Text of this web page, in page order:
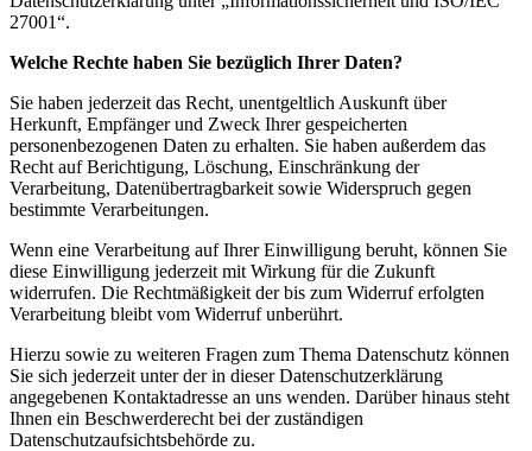
27001“.
Welche Rechte haben Sie bezüglich Ihrer Daten?
Sie haben jederzeit das Recht, unentgeltlich Auskunft über
Herkunft, Empfänger und Zweck Ihrer gespeicherten
personenbezogenen Daten zu erhalten. Sie haben außerdem das
Recht auf Berichtigung, Löschung, Einschränkung der
Verarbeitung, Datenübertragbarkeit sowie Widerspruch gegen
bestimmte Verarbeitungen.
Wenn eine Verarbeitung auf Ihrer Einwilligung beruht, können Sie
diese Einwilligung jederzeit mit Wirkung für die Zukunft
widerrufen. Die Rechtmäßigkeit der bis zum Widerruf erfolgten
Verarbeitung bleibt vom Widerruf unberührt.
Hierzu sowie zu weiteren Fragen zum Thema Datenschutz können
Sie sich jederzeit unter der in dieser Datenschutzerklärung
angegebenen Kontaktadresse an uns wenden. Darüber hinaus steht
Ihnen ein Beschwerderecht bei der zuständigen
Datenschutzaufsichtsbehörde zu.